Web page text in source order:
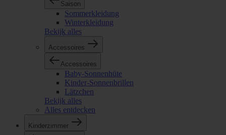
Saison
Sommerkleidung
Winterkleidung
Bekijk alles
Accessoires
Accessoires
Baby-Sonnenhüte
Kinder-Sonnenbrillen
Lätzchen
Bekijk alles
Alles entdecken
Kinderzimmer